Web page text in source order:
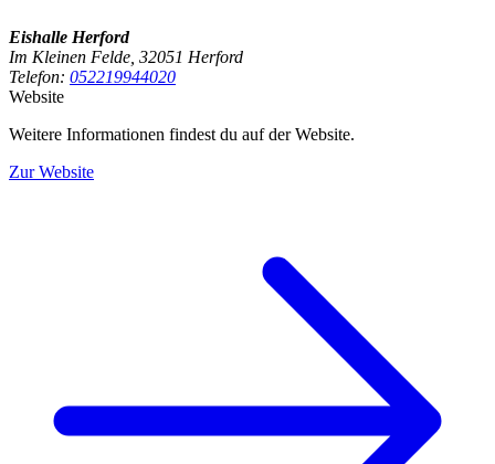
Eishalle Herford
Im Kleinen Felde, 32051 Herford
Telefon: 052219944020
Website
Weitere Informationen findest du auf der Website.
Zur Website